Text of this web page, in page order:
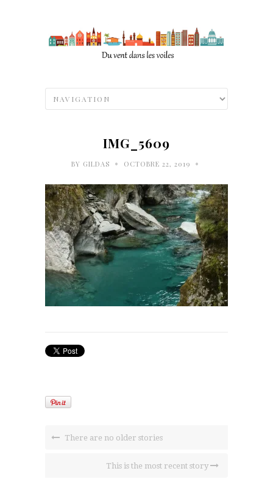
IMG_5609
BY GILDAS • OCTOBRE 22, 2019 •
There are no older stories
This is the most recent story